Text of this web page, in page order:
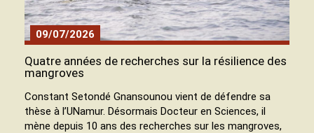
09/07/2026
Quatre années de recherches sur la résilience des
mangroves
Constant Setondé Gnansounou vient de défendre sa
thèse à l’UNamur. Désormais Docteur en Sciences, il
mène depuis 10 ans des recherches sur les mangroves,